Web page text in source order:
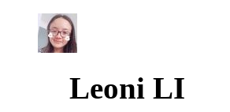
Leoni LI